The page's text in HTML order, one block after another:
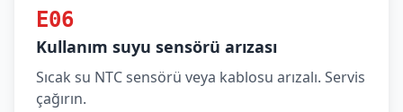
E06
Kullanım suyu sensörü arızası
Sıcak su NTC sensörü veya kablosu arızalı. Servis
çağırın.